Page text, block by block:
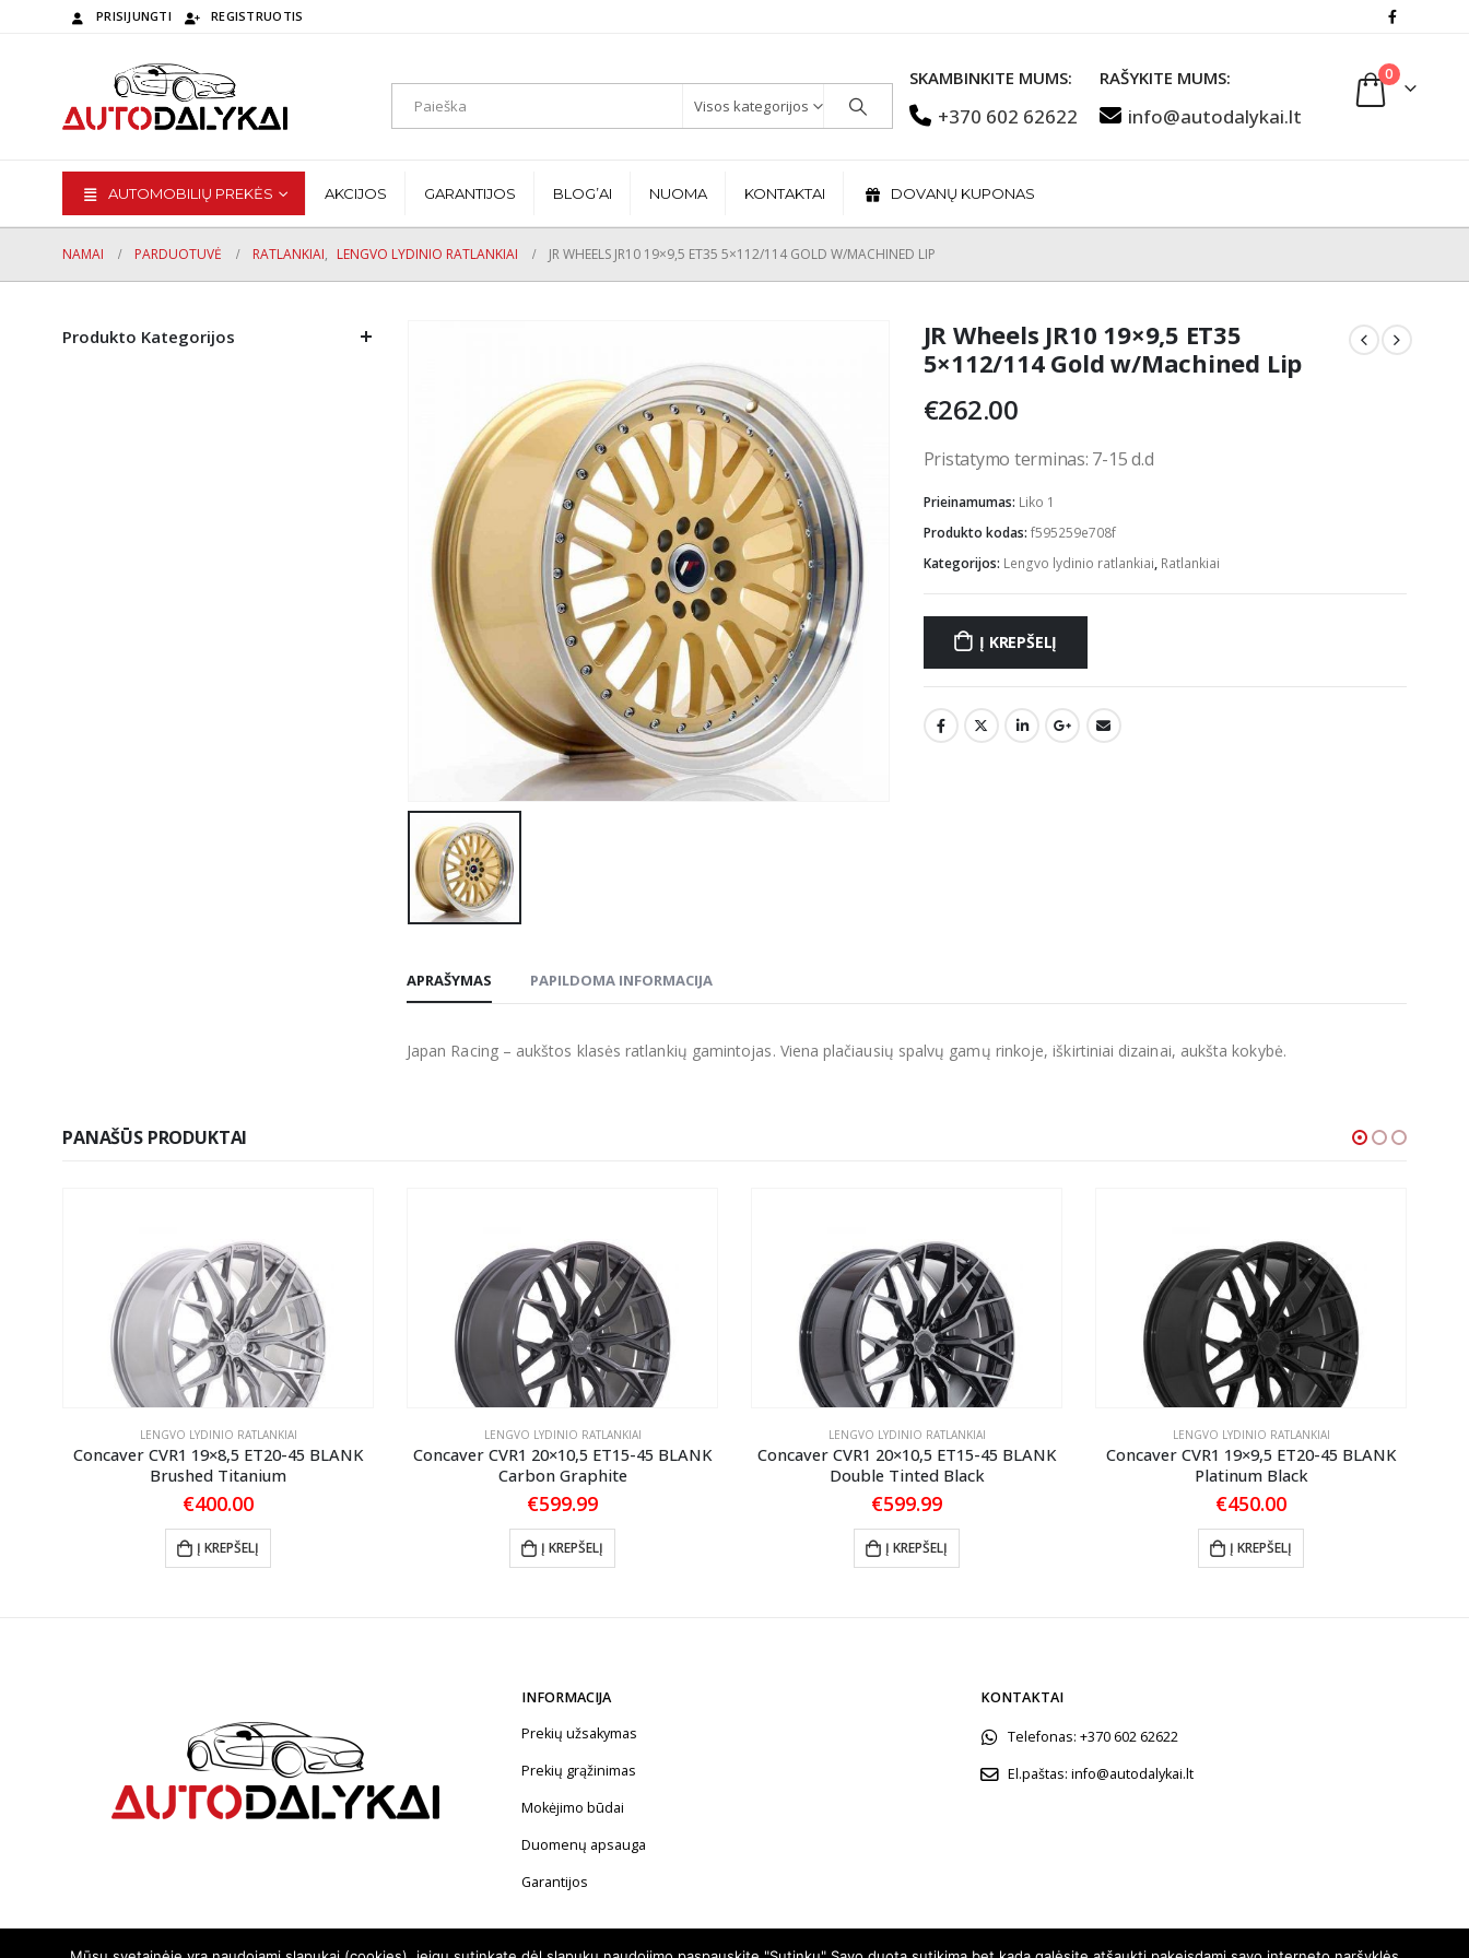
PRISIJUNGTI REGISTRUOTIS
Visos kategorijos
SKAMBINKITE MUMS:
+370 602 62622
RAŠYKITE MUMS:
info@autodalykai.lt
0
AUTOMOBILIŲ PREKĖS AKCIJOS GARANTIJOS BLOG’AI NUOMA KONTAKTAI DOVANŲ KUPONAS
NAMAI PARDUOTUVĖ RATLANKIAI, LENGVO LYDINIO RATLANKIAI JR WHEELS JR10 19×9,5 ET35 5×112/114 GOLD W/MACHINED LIP
JR Wheels JR10 19×9,5 ET35
5×112/114 Gold w/Machined Lip
€262.00
Pristatymo terminas: 7-15 d.d
Prieinamumas: Liko 1
Produkto kodas: f595259e708f
Kategorijos: Lengvo lydinio ratlankiai, Ratlankiai
Į KREPŠELĮ
APRAŠYMAS PAPILDOMA INFORMACIJA
Japan Racing – aukštos klasės ratlankių gamintojas. Viena plačiausių spalvų gamų rinkoje, iškirtiniai dizainai, aukšta kokybė.
Produkto Kategorijos
PANAŠŪS PRODUKTAI
LENGVO LYDINIO RATLANKIAI
Concaver CVR1 19×8,5 ET20-45 BLANK
Brushed Titanium
€400.00
Į KREPŠELĮ
LENGVO LYDINIO RATLANKIAI
Concaver CVR1 20×10,5 ET15-45 BLANK
Carbon Graphite
€599.99
Į KREPŠELĮ
LENGVO LYDINIO RATLANKIAI
Concaver CVR1 20×10,5 ET15-45 BLANK
Double Tinted Black
€599.99
Į KREPŠELĮ
LENGVO LYDINIO RATLANKIAI
Concaver CVR1 19×9,5 ET20-45 BLANK
Platinum Black
€450.00
Į KREPŠELĮ
INFORMACIJA
Prekių užsakymas
Prekių grąžinimas
Mokėjimo būdai
Duomenų apsauga
Garantijos
KONTAKTAI
Telefonas: +370 602 62622
El.paštas: info@autodalykai.lt